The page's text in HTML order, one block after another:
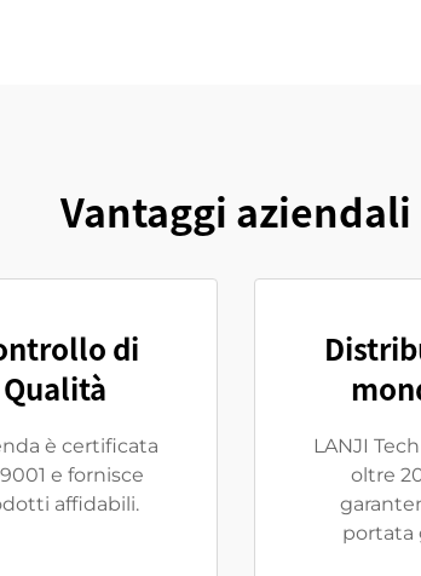
Vantaggi aziendali
di
Qualità
è certificata
e fornisce
affidabili.
LANJI
oltre
portata